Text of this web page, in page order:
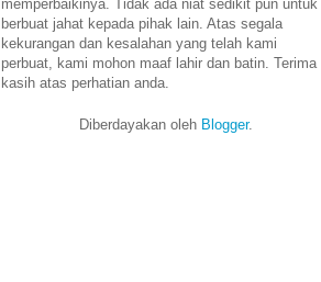
memperbaikinya. Tidak ada niat sedikit pun untuk
berbuat jahat kepada pihak lain. Atas segala
kekurangan dan kesalahan yang telah kami
perbuat, kami mohon maaf lahir dan batin. Terima
kasih atas perhatian anda.
Diberdayakan oleh Blogger.